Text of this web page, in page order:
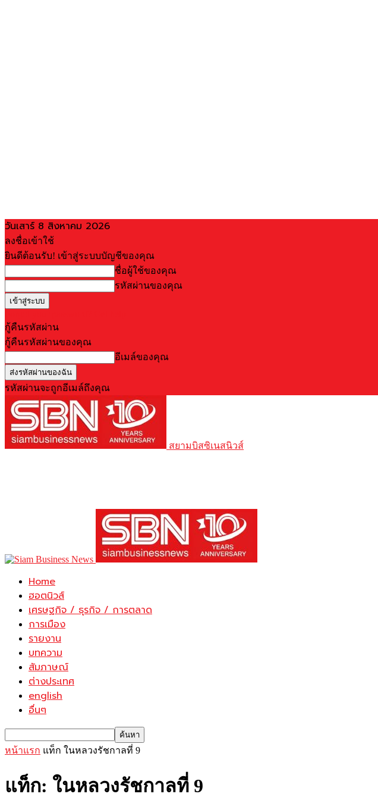
วันเสาร์ 8 สิงหาคม 2026
ลงชื่อเข้าใช้
ยินดีต้อนรับ! เข้าสู่ระบบบัญชีของคุณ
ชื่อผู้ใช้ของคุณ
รหัสผ่านของคุณ
กู้คืนรหัสผ่าน
กู้คืนรหัสผ่านของคุณ
อีเมล์ของคุณ
รหัสผ่านจะถูกอีเมล์ถึงคุณ
สยามบิสซิเนสนิวส์
Home
ฮอตนิวส์
เศรษฐกิจ / ธุรกิจ / การตลาด
การเมือง
รายงาน
บทความ
สัมภาษณ์
ต่างประเทศ
english
อื่นๆ
หน้าแรก แท็ก ในหลวงรัชกาลที่ 9
แท็ก: ในหลวงรัชกาลที่ 9